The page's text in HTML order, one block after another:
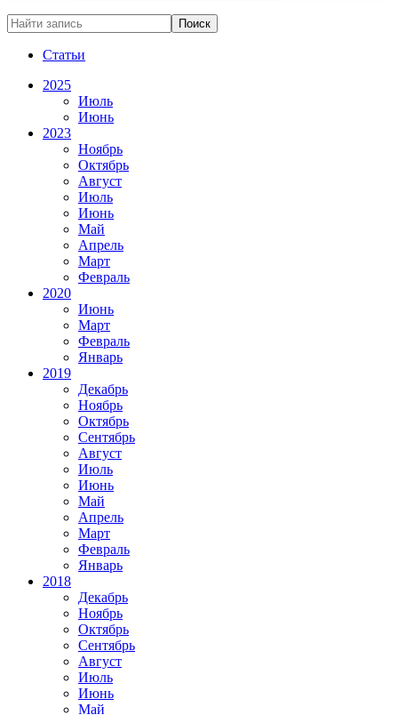
Статьи
2025
Июль
Июнь
2023
Ноябрь
Октябрь
Август
Июль
Июнь
Май
Апрель
Март
Февраль
2020
Июнь
Март
Февраль
Январь
2019
Декабрь
Ноябрь
Октябрь
Сентябрь
Август
Июль
Июнь
Май
Апрель
Март
Февраль
Январь
2018
Декабрь
Ноябрь
Октябрь
Сентябрь
Август
Июль
Июнь
Май